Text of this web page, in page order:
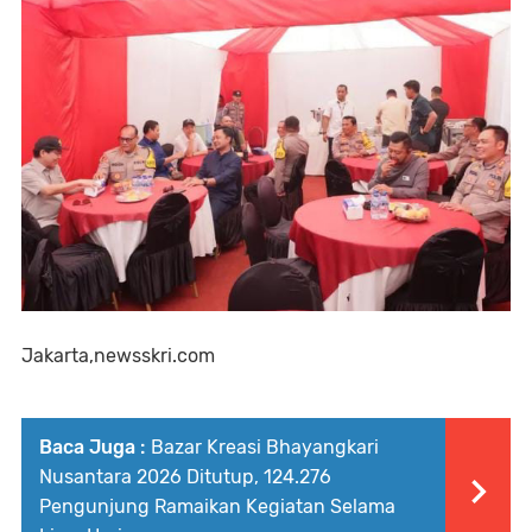
Jakarta,newsskri.com
Baca Juga : Bazar Kreasi Bhayangkari
Nusantara 2026 Ditutup, 124.276
Pengunjung Ramaikan Kegiatan Selama